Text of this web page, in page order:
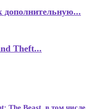
дополнительную...
Theft...